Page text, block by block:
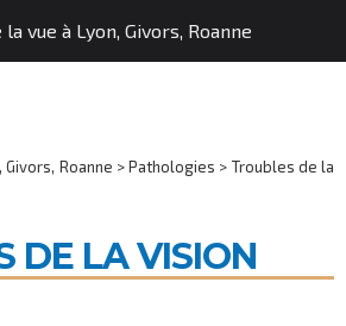
Givors, Roanne >Pathologies > Troubles de la
DE LA VISION
vue à Lyon, Givors, Roanne